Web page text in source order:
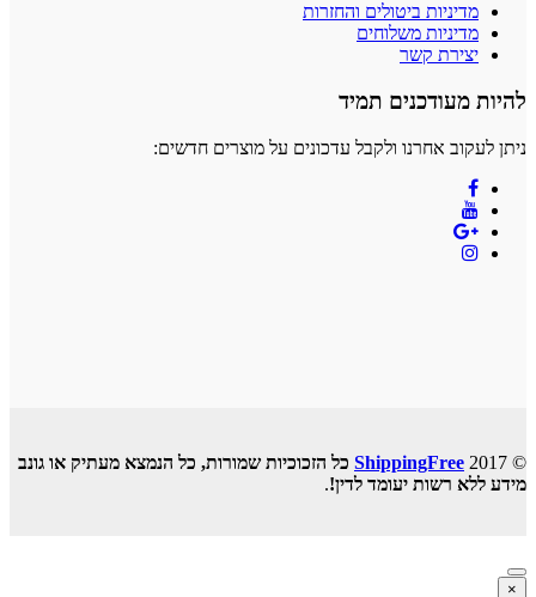
מדיניות ביטולים והחזרות
מדיניות משלוחים
יצירת קשר
להיות מעודכנים תמיד
ניתן לעקוב אחרנו ולקבל עדכונים על מוצרים חדשים:
© 2017
ShippingFree כל הזכוכיות שמורות, כל הנמצא מעתיק או גונב
מידע ללא רשות יעומד לדין!.
×